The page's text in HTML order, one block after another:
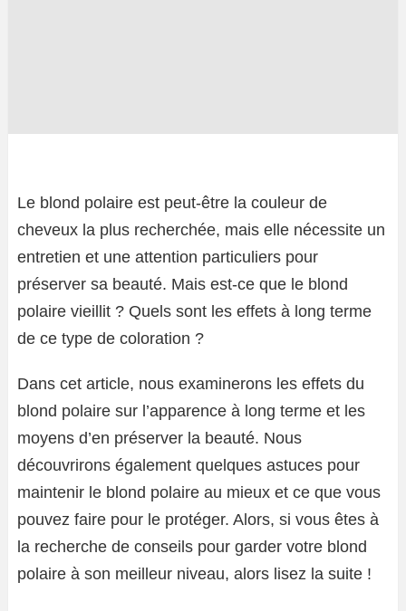
Le blond polaire est peut-être la couleur de
cheveux la plus recherchée, mais elle nécessite un
entretien et une attention particuliers pour
préserver sa beauté. Mais est-ce que le blond
polaire vieillit ? Quels sont les effets à long terme
de ce type de coloration ?
Dans cet article, nous examinerons les effets du
blond polaire sur l’apparence à long terme et les
moyens d’en préserver la beauté. Nous
découvrirons également quelques astuces pour
maintenir le blond polaire au mieux et ce que vous
pouvez faire pour le protéger. Alors, si vous êtes à
la recherche de conseils pour garder votre blond
polaire à son meilleur niveau, alors lisez la suite !